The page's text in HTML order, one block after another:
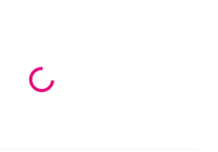
products...